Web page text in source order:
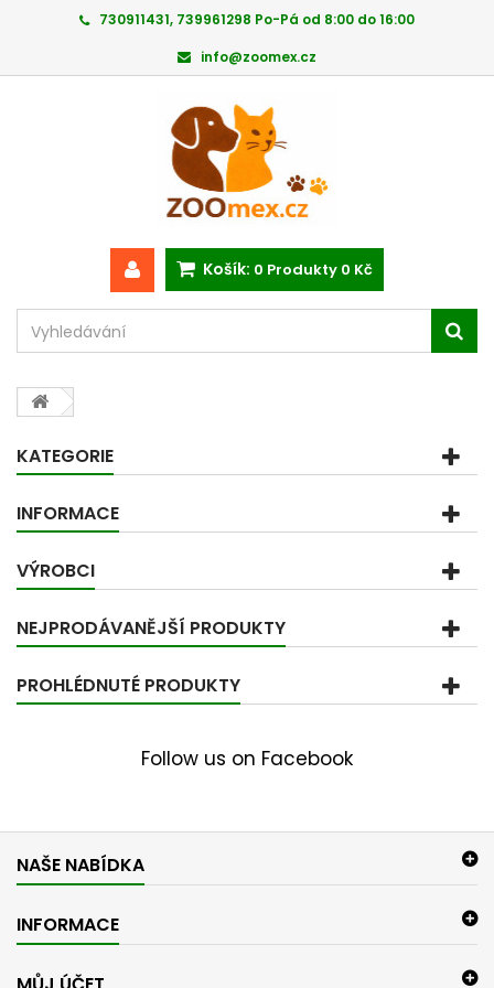
730911431, 739961298 Po-Pá od 8:00 do 16:00
info@zoomex.cz
Košík: 0 Produkty 0 Kč
KATEGORIE
INFORMACE
VÝROBCI
NEJPRODÁVANĚJŠÍ PRODUKTY
PROHLÉDNUTÉ PRODUKTY
Follow us on Facebook
NAŠE NABÍDKA
INFORMACE